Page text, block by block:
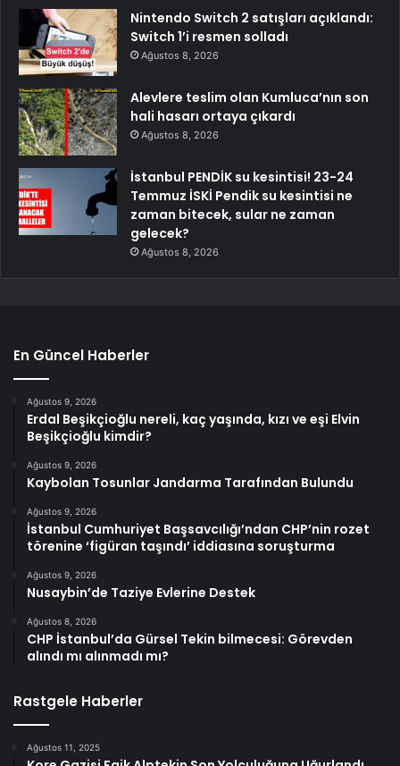
Nintendo Switch 2 satışları açıklandı:
Switch 1’i resmen solladı
Ağustos 8, 2026
Alevlere teslim olan Kumluca’nın son
hali hasarı ortaya çıkardı
Ağustos 8, 2026
İstanbul PENDİK su kesintisi! 23-24
Temmuz İSKİ Pendik su kesintisi ne
zaman bitecek, sular ne zaman
gelecek?
Ağustos 8, 2026
En Güncel Haberler
Ağustos 9, 2026
Erdal Beşikçioğlu nereli, kaç yaşında, kızı ve eşi Elvin
Beşikçioğlu kimdir?
Ağustos 9, 2026
Kaybolan Tosunlar Jandarma Tarafından Bulundu
Ağustos 9, 2026
İstanbul Cumhuriyet Başsavcılığı’ndan CHP’nin rozet
törenine ‘figüran taşındı’ iddiasına soruşturma
Ağustos 9, 2026
Nusaybin’de Taziye Evlerine Destek
Ağustos 8, 2026
CHP İstanbul’da Gürsel Tekin bilmecesi: Görevden
alındı mı alınmadı mı?
Rastgele Haberler
Ağustos 11, 2025